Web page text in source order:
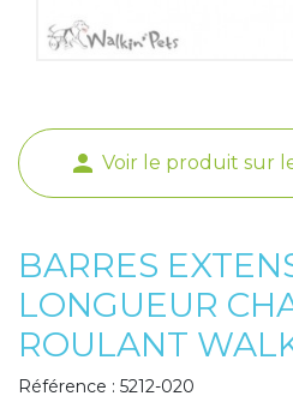
person Voir le produit sur
BARRES
LONGUEUR
ROULANT
Référence : 5212-020
Poids de jambe